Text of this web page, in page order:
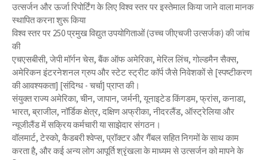
उत्सर्जन और ऊर्जा रिपोर्टिंग के लिए विश्व स्तर पर इस्तेमाल किया जाने वाला मानक
स्थापित करना शुरू किया
विश्व स्तर पर 250 प्रमुख विद्युत उपयोगिताओं (उच्च जीएचजी उत्सर्जक) की जांच
की
एचएसबीसी, जेपी मॉर्गन चेस, बैंक ऑफ अमेरिका, मेरिल लिंच, गोल्डमैन सैक्स,
अमेरिकन इंटरनेशनल ग्रुप और स्टेट स्ट्रीट कॉर्प जैसे निवेशकों से [स्पष्टीकरण
की आवश्यकता] [संदिग्ध - चर्चा] प्राप्त की।
संयुक्त राज्य अमेरिका, चीन, जापान, जर्मनी, यूनाइटेड किंगडम, फ्रांस, कनाडा,
भारत, ब्राजील, नॉर्डिक क्षेत्र, दक्षिण अफ्रीका, नीदरलैंड, ऑस्ट्रेलिया और
न्यूजीलैंड में सक्रिय कर्मचारी या साझेदार संगठन।
वॉलमार्ट, टेस्को, कैडबरी श्वेप्स, प्रॉक्टर और गैंबल सहित निगमों के साथ काम
करता है, और कई अन्य लोग आपूर्ति श्रृंखला के माध्यम से उत्सर्जन को मापने के